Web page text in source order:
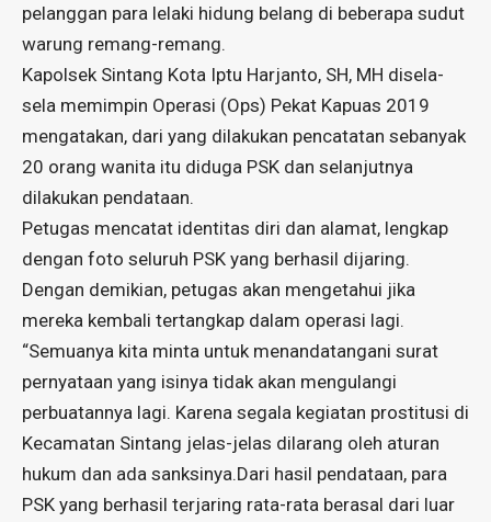
pelanggan para lelaki hidung belang di beberapa sudut
warung remang-remang.
Kapolsek Sintang Kota Iptu Harjanto, SH, MH disela-
sela memimpin Operasi (Ops) Pekat Kapuas 2019
mengatakan, dari yang dilakukan pencatatan sebanyak
20 orang wanita itu diduga PSK dan selanjutnya
dilakukan pendataan.
Petugas mencatat identitas diri dan alamat, lengkap
dengan foto seluruh PSK yang berhasil dijaring.
Dengan demikian, petugas akan mengetahui jika
mereka kembali tertangkap dalam operasi lagi.
“Semuanya kita minta untuk menandatangani surat
pernyataan yang isinya tidak akan mengulangi
perbuatannya lagi. Karena segala kegiatan prostitusi di
Kecamatan Sintang jelas-jelas dilarang oleh aturan
hukum dan ada sanksinya.Dari hasil pendataan, para
PSK yang berhasil terjaring rata-rata berasal dari luar